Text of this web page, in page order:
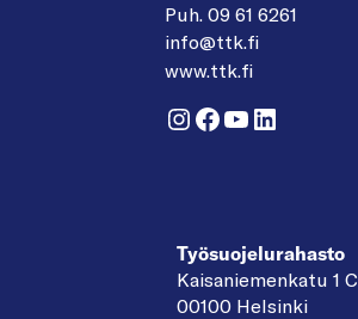
Puh. 09 61 6261
info@ttk.fi
www.ttk.fi
Instagram
Facebook
YouTube
LinkedIn
Työsuojelurahasto
Kaisaniemenkatu 1 C
00100 Helsinki